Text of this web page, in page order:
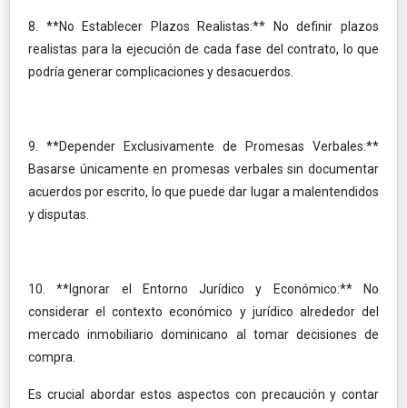
8. **No Establecer Plazos Realistas:** No definir plazos
realistas para la ejecución de cada fase del contrato, lo que
podría generar complicaciones y desacuerdos.
9. **Depender Exclusivamente de Promesas Verbales:**
Basarse únicamente en promesas verbales sin documentar
acuerdos por escrito, lo que puede dar lugar a malentendidos
y disputas.
10. **Ignorar el Entorno Jurídico y Económico:** No
considerar el contexto económico y jurídico alrededor del
mercado inmobiliario dominicano al tomar decisiones de
compra.
Es crucial abordar estos aspectos con precaución y contar